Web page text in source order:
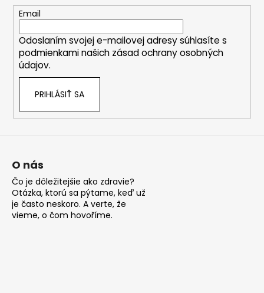
Email
Odoslaním svojej e-mailovej adresy súhlasíte s
podmienkami našich zásad ochrany osobných
údajov.
PRIHLÁSIŤ SA
O nás
Čo je dôležitejšie ako zdravie?
Otázka, ktorú sa pýtame, keď už
je často neskoro. A verte, že
vieme, o čom hovoříme.